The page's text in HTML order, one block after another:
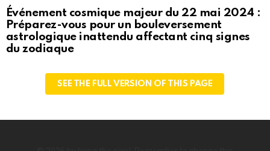
Événement cosmique majeur du 22 mai 2024 :
Préparez-vous pour un bouleversement
astrologique inattendu affectant cinq signes
du zodiaque
SEE THE FULL VERSION OF THIS PAGE